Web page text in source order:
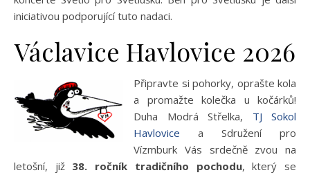
iniciativou podporující tuto nadaci.
Václavice Havlovice 2026
Připravte si pohorky, oprašte kola
a promažte kolečka u kočárků!
Duha Modrá Střelka, TJ Sokol
Havlovice a Sdružení pro
Vízmburk Vás srdečně zvou na
letošní, již 38. ročník tradičního pochodu, který se